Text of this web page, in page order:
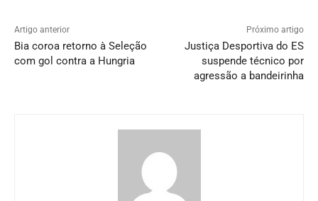
Artigo anterior
Bia coroa retorno à Seleção
com gol contra a Hungria
Próximo artigo
Justiça Desportiva do ES
suspende técnico por
agressão a bandeirinha